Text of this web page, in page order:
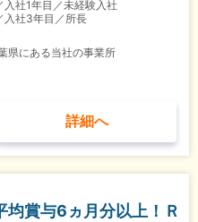
社1年目／未経験入社
入社3年目／所長
県にある当社の事業所
詳細へ
均賞与6ヵ月分以上！Ｒ